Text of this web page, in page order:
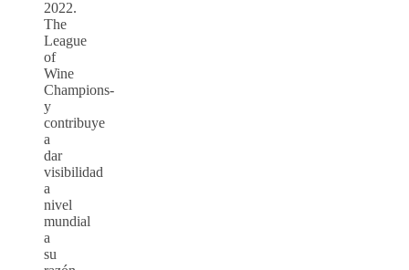
2022.
The
League
of
Wine
Champions-
y
contribuye
a
dar
visibilidad
a
nivel
mundial
a
su